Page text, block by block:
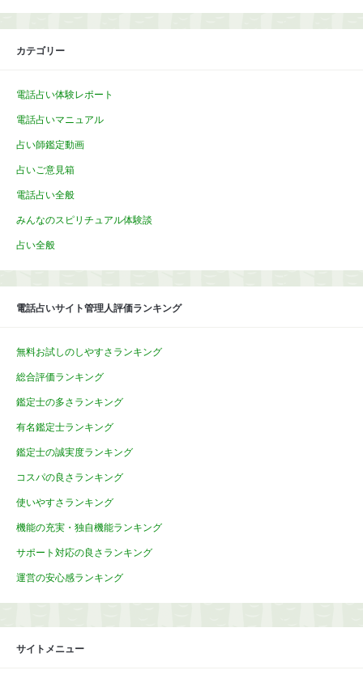
カテゴリー
電話占い体験レポート
電話占いマニュアル
占い師鑑定動画
占いご意見箱
電話占い全般
みんなのスピリチュアル体験談
占い全般
電話占いサイト管理人評価ランキング
無料お試しのしやすさランキング
総合評価ランキング
鑑定士の多さランキング
有名鑑定士ランキング
鑑定士の誠実度ランキング
コスパの良さランキング
使いやすさランキング
機能の充実・独自機能ランキング
サポート対応の良さランキング
運営の安心感ランキング
サイトメニュー